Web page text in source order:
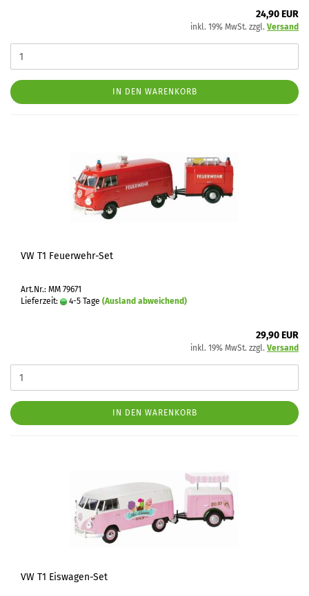
24,90 EUR
inkl. 19% MwSt. zzgl. Versand
IN DEN WARENKORB
VW T1 Feuerwehr-Set
Art.Nr.: MM 79671
Lieferzeit:
4-5 Tage (Ausland abweichend)
29,90 EUR
inkl. 19% MwSt. zzgl. Versand
IN DEN WARENKORB
VW T1 Eiswagen-Set